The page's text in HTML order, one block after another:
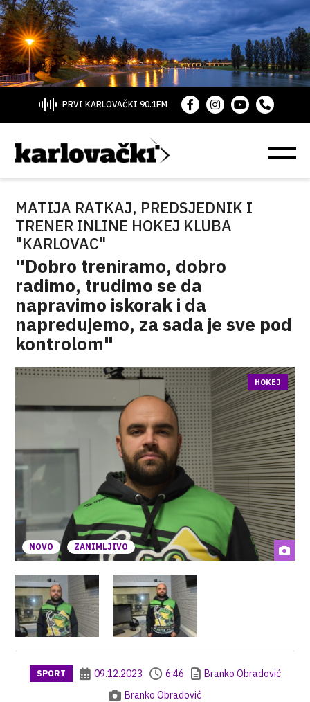
PRVI KARLOVAČKI 90.1FM
MATIJA RATKAJ, PREDSJEDNIK I
TRENER INLINE HOKEJ KLUBA
"KARLOVAC"
"Dobro treniramo, dobro
radimo, trudimo se da
napravimo iskorak i da
napredujemo, za sada je sve pod
kontrolom"
NOVO ZANIMLJIVO
HOKEJ
SPORT 09.12.2023 6:46
Branko Obradović
Branko Obradović